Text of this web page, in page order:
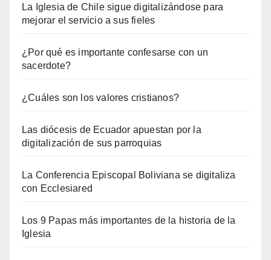
La Iglesia de Chile sigue digitalizándose para
mejorar el servicio a sus fieles
¿Por qué es importante confesarse con un
sacerdote?
¿Cuáles son los valores cristianos?
Las diócesis de Ecuador apuestan por la
digitalización de sus parroquias
La Conferencia Episcopal Boliviana se digitaliza
con Ecclesiared
Los 9 Papas más importantes de la historia de la
Iglesia